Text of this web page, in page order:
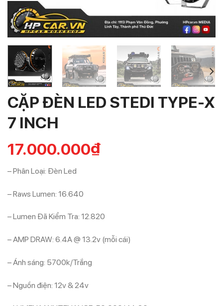
CẶP ĐÈN LED STEDI TYPE-X
7 INCH
17.000.000₫
– Phân Loại: Đèn Led
– Raws Lumen: 16.640
– Lumen Đã Kiểm Tra: 12.820
– AMP DRAW: 6.4A @ 13.2v (mỗi cái)
– Ánh sáng: 5700k/Trắng
– Nguồn điện: 12v & 24v